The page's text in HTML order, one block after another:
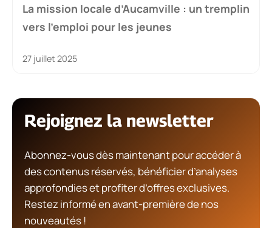
La mission locale d’Aucamville : un tremplin
vers l’emploi pour les jeunes
27 juillet 2025
Rejoignez la newsletter
Abonnez-vous dès maintenant pour accéder à
des contenus réservés, bénéficier d’analyses
approfondies et profiter d’offres exclusives.
Restez informé en avant-première de nos
nouveautés !